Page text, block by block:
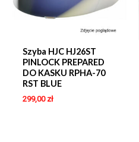
Szyba HJC HJ26ST
PINLOCK PREPARED
DO KASKU RPHA-70
RST BLUE
299,00 zł